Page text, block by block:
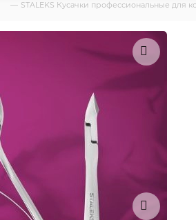
— STALEKS Кусачки профессиональные для